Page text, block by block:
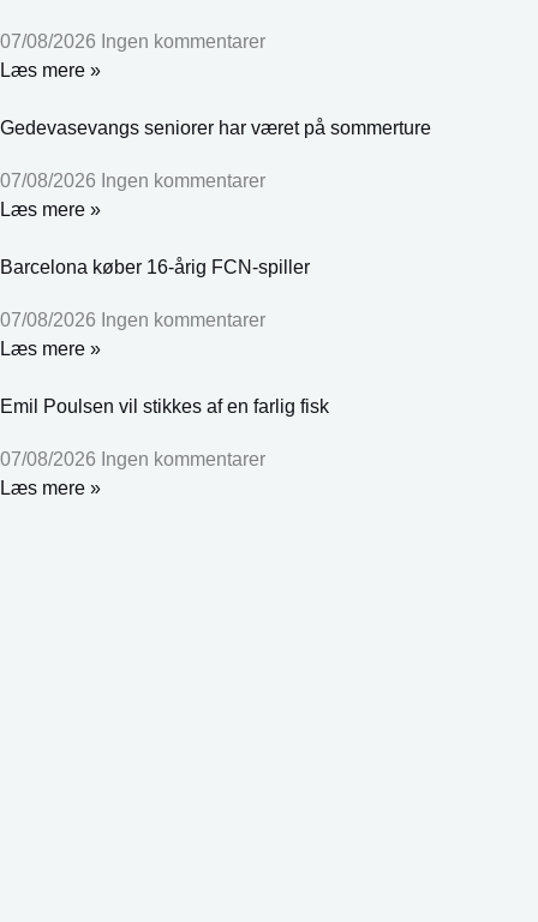
07/08/2026 Ingen kommentarer
Læs mere »
Gedevasevangs seniorer har været på sommerture
07/08/2026 Ingen kommentarer
Læs mere »
Barcelona køber 16-årig FCN-spiller
07/08/2026 Ingen kommentarer
Læs mere »
Emil Poulsen vil stikkes af en farlig fisk
07/08/2026 Ingen kommentarer
Læs mere »